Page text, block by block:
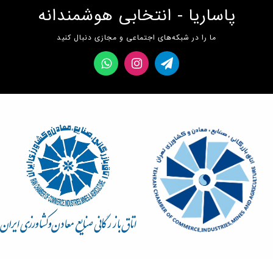
پاساریا - انتخابی هوشمندانه
ما را در شبکه‌های اجتماعی و مجازی دنبال کنید